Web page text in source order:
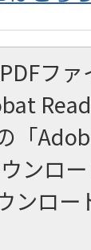
PDFフ
「
ンロ
ンロ